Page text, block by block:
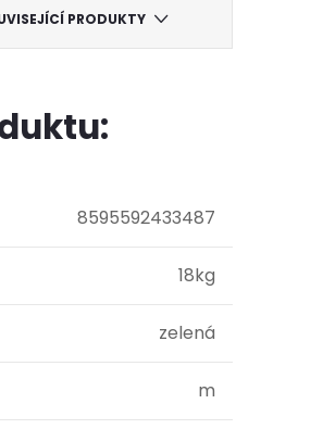
PRODUKTY
8595592433487
18kg
zelená
m